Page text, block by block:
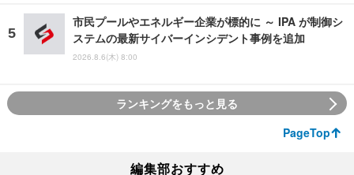
市民プールやエネルギー企業が標的に ～ IPA が制御シ
ステムの最新サイバーインシデント事例を追加
2026.8.6(木) 8:00
ランキングをもっと見る
PageTop
編集部おすすめ